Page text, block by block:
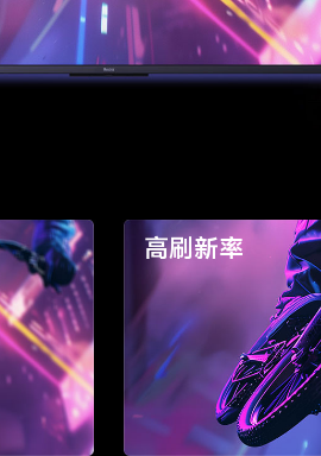
高刷新率